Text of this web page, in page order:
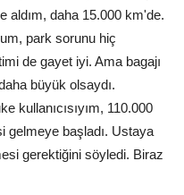
aldım, daha 15.000 km'de.
park sorunu hiç
de gayet iyi. Ama bagajı
büyük olsaydı.
kullanıcısıyım, 110.000
gelmeye başladı. Ustaya
gerektiğini söyledi. Biraz